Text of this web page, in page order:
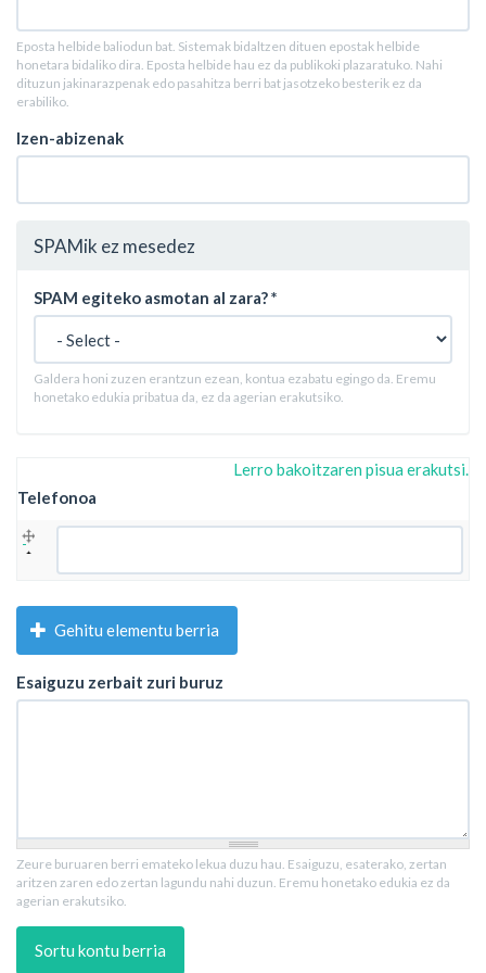
Eposta helbide baliodun bat. Sistemak bidaltzen dituen epostak helbide
honetara bidaliko dira. Eposta helbide hau ez da publikoki plazaratuko. Nahi
dituzun jakinarazpenak edo pasahitza berri bat jasotzeko besterik ez da
erabiliko.
Izen-abizenak
SPAMik ez mesedez
SPAM egiteko asmotan al zara?*
Galdera honi zuzen erantzun ezean, kontua ezabatu egingo da. Eremu
honetako edukia pribatua da, ez da agerian erakutsiko.
Lerro bakoitzaren pisua erakutsi.
Telefonoa
Gehitu elementu berria
Esaiguzu zerbait zuri buruz
Zeure buruaren berri emateko lekua duzu hau. Esaiguzu, esaterako, zertan
aritzen zaren edo zertan lagundu nahi duzun. Eremu honetako edukia ez da
agerian erakutsiko.
Sortu kontu berria